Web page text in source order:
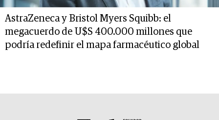
AstraZeneca y Bristol Myers Squibb: el
megacuerdo de U$S 400.000 millones que
podría redefinir el mapa farmacéutico global